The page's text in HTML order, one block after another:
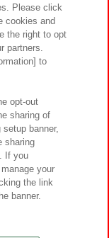
トポリシー
ィ方針と検証結果
問・お問い合わせ
Please click
cookies and
the right to opt
partners.
to
opt-out
sharing of
banner,
sharing
If you
your
the link
banner.